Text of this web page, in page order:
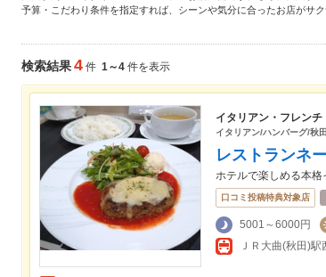
予算・こだわり条件を指定すれば、シーンや気分に合ったお店がサ
だわりメニューや季節のおすすめ料理など、お店の最新情報をご
検索結果4 件 1～4 件を表示
イタリアン・フレンチ
イタリアン/ハンバーグ/秋
レストランネ
ホテルで楽しめる本格
口コミ投稿特典対象店
5001～6000円
ＪＲ大曲(秋田)